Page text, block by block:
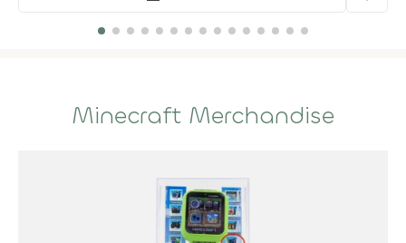
Minecraft Merchandise